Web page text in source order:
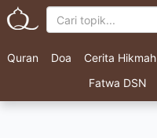
Quran Doa Cerita Hikmah
Fatwa DSN